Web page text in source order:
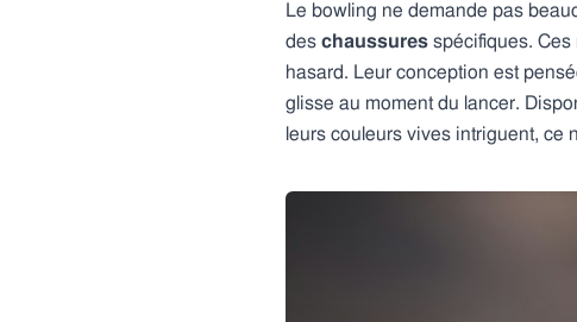
Le bowling ne demande pas
des chaussures spécifiques. Ces
hasard. Leur conception est
glisse au moment du lancer.
leurs couleurs vives intriguent, ce